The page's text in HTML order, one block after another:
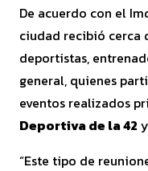
De acuerdo con el
ciudad recibió cerca
deportistas,
general, quienes
eventos realizados
Deportiva de la 42
“Este tipo de